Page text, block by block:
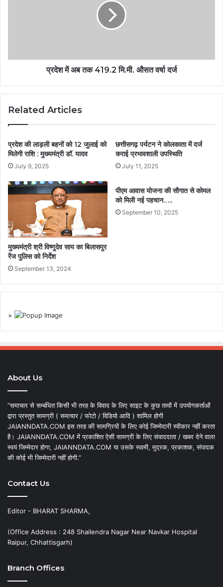
प्रदेश में अब तक 419.2 मि.मी. औसत वर्षा दर्ज
Related Articles
प्रदेश की लाड़ली बहनों को 12 जुलाई को
मिलेगी राशि : मुख्यमंत्री डॉ. यादव
July 9, 2025
छत्तीसगढ़ पर्यटन ने कोलकाता में दर्ज
कराई प्रभावशाली उपस्थिति
July 11, 2025
मुख्यमंत्री श्री विष्णुदेव साय का बिलासपुर
रेंज पुलिस को निर्देश
September 13, 2024
पीएम आवास योजना की सौगात से कोमल
को मिली नई पहचान…..
September 10, 2025
×
About Us
“समाचार से सम्बंधित किसी भी तरह के विवाद के लिए साइट के कुछ तत्वों में उपयोगकर्ताओं
द्वारा प्रस्तुत सामग्री ( समाचार / फोटो / विडियो आदि ) शामिल होगी
JAIANNDATA.COM इस तरह की सामग्रियों के लिए कोई जिम्मेदारी स्वीकार नहीं करता
है। JAIANNDATA.COM में प्रकाशित ऐसी सामग्री के लिए संवाददाता / खबर देने वाला
स्वयं जिम्मेदार होगा, JAIANNDATA.COM या उसके स्वामी, मुद्रक, प्रकाशक, संपादक
की कोई भी जिम्मेदारी नहीं होगी.”
Contact Us
Editor - BHARAT SHARMA,
(Office Address : 248 Shailendra Nagar Near Navkar Hospital
Raipur, Chhattisgarh)
Branch Offices